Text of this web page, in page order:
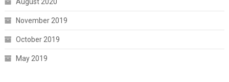
November 2019
October 2019
May 2019